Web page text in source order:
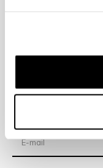
Verzending